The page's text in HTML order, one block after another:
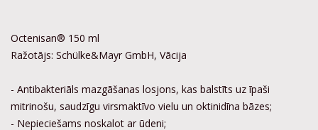
Octenisan® 150 ml
Ražotājs: Schülke&Mayr GmbH, Vācija
- Antibakteriāls mazgāšanas losjons, kas balstīts uz īpaši
mitrinošu, saudzīgu virsmaktīvo vielu un oktinidīna bāzes;
- Nepieciešams noskalot ar ūdeni;